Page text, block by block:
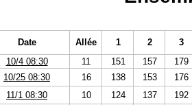
Date Allée 1 2
3
10/4 08:30 11 151 157
179
10/25 08:30 16 138 153
176
11/1 08:30 10 124 137
192